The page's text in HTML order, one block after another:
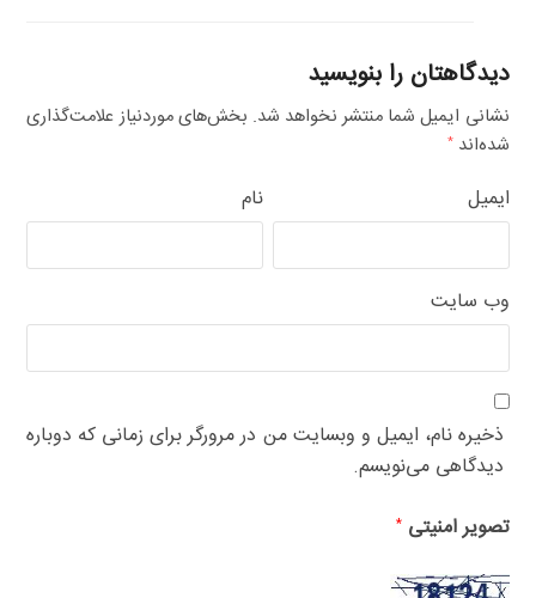
دیدگاهتان را بنویسید
نشانی ایمیل شما منتشر نخواهد شد. بخش‌های موردنیاز علامت‌گذاری
شده‌اند*
نام ایمیل
وب‌ سایت
ذخیره نام، ایمیل و وبسایت من در مرورگر برای زمانی که دوباره
دیدگاهی می‌نویسم.
تصویر امنیتی*